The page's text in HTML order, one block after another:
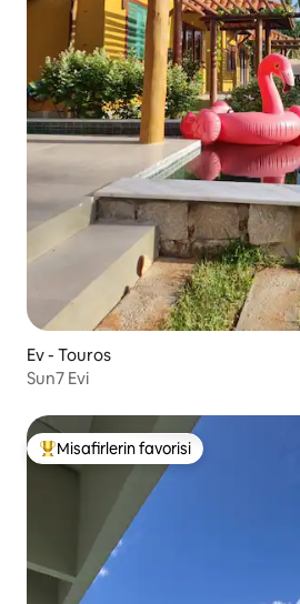
Ev - Touros
Sun7 Evi
Misafirlerin favorilerinden en
Misafirlerin favorisi